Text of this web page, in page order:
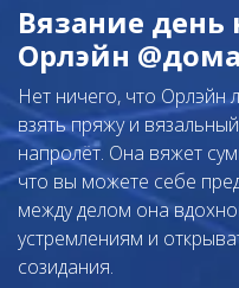
Вязание день
Орлэйн @дома
Нет ничего, что
взять пряжу и
напролёт. Она вяжет
что вы можете себе
между делом она
устремлениям и
созидания.